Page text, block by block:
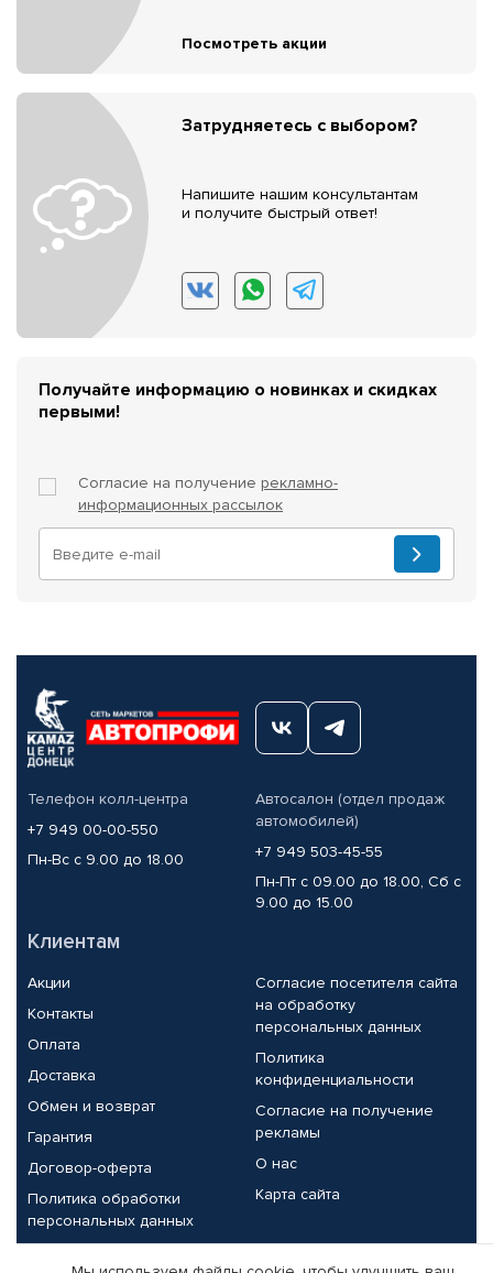
Посмотреть акции
Затрудняетесь с выбором?
Напишите нашим консультантам
и получите быстрый ответ!
Получайте информацию о новинках и скидках
первыми!
Согласие на получение рекламно-
информационных рассылок
Телефон колл-центра
+7 949 00-00-550
Пн-Вс с 9.00 до 18.00
Автосалон (отдел продаж
автомобилей)
+7 949 503-45-55
Пн-Пт с 09.00 до 18.00, Сб с
9.00 до 15.00
Клиентам
Акции
Контакты
Оплата
Доставка
Обмен и возврат
Гарантия
Договор-оферта
Политика обработки
персональных данных
Согласие посетителя сайта
на обработку
персональных данных
Политика
конфиденциальности
Согласие на получение
рекламы
О нас
Карта сайта